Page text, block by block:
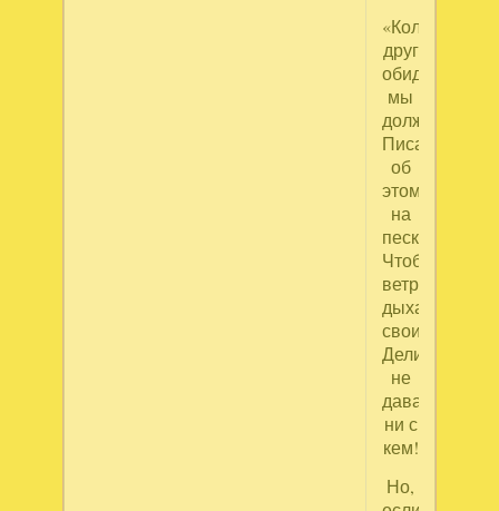
«Коль
друг
обидит,
мы
должны
Писать
об
этом
на
песке,
Чтоб
ветр,
дыханием
своим,
Делиться
не
давал
ни с
кем!
Но,